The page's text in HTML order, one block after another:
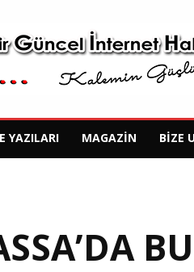
YAZILARI MAGAZIN BIZE